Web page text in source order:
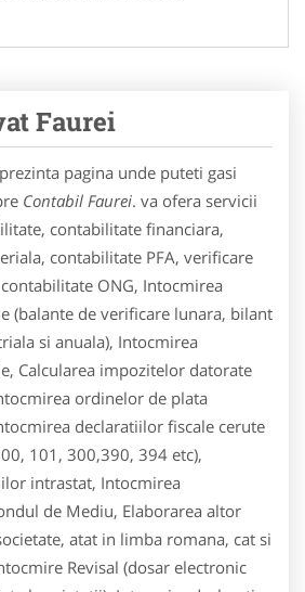
Faurei
pagina unde puteti gasi
Contabil Faurei. va ofera servicii
contabilitate financiara,
contabilitate PFA, verificare
ONG, Intocmirea
(balante de verificare lunara, bilant
si anuala), Intocmirea
Calcularea impozitelor datorate
ordinelor de plata
declaratiilor fiscale cerute
101, 300,390, 394 etc),
intrastat, Intocmirea
de Mediu, Elaborarea altor
atat in limba romana, cat si
Revisal (dosar electronic